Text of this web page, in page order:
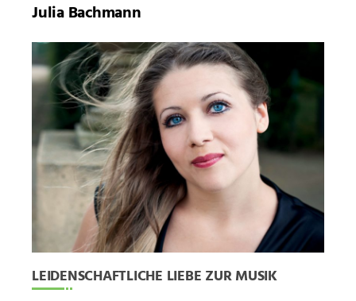
Julia Bachmann
LEIDENSCHAFTLICHE LIEBE ZUR MUSIK